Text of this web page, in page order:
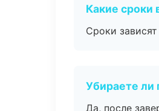
Какие сроки
Сроки
Убираете ли
Да, после